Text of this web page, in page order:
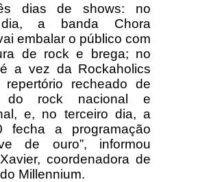
dias de shows: no
dia, a banda Chora
embalar o público com
de rock e brega; no
a vez da Rockaholics
recheado de
do rock nacional e
e, no terceiro dia, a
fecha a programação
de ouro”, informou
coordenadora de
Millennium.